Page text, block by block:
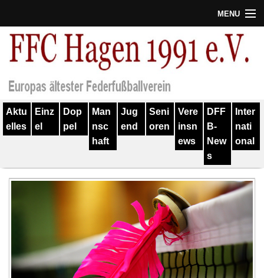
MENU
Termine
Verein
Geschichte
Training
Impressum
Aktu
elles
Einz
el
Dop
pel
Man
nsc
haft
Jug
end
Seni
oren
Vere
insn
ews
DFF
B-
New
s
Inter
nati
onal